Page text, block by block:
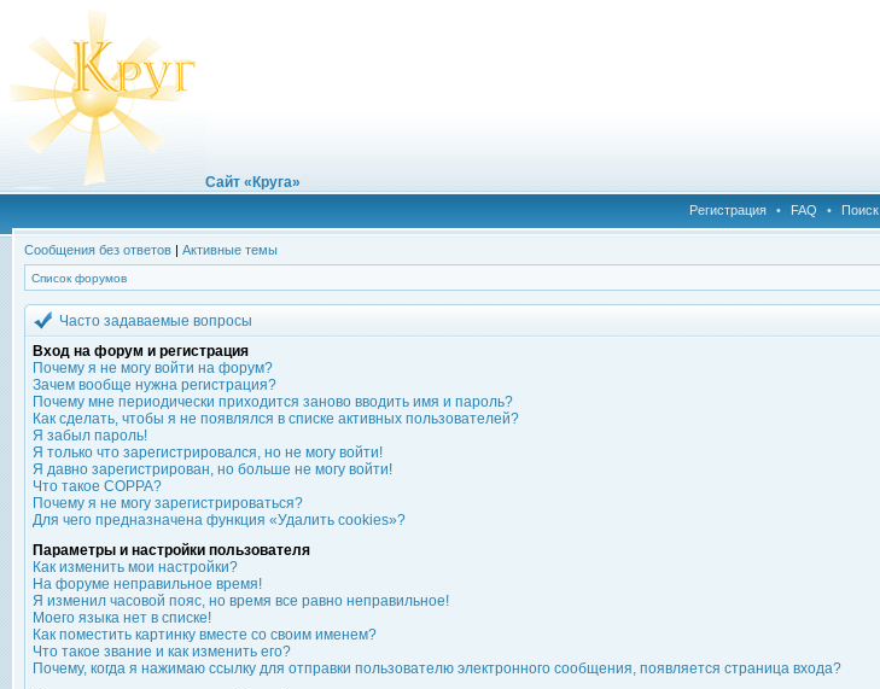
Сайт «Круга»
Регистрация • FAQ • Поиск
Сообщения без ответов | Активные темы
Список форумов
Часто задаваемые вопросы
Вход на форум и регистрация
Почему я не могу войти на форум?
Зачем вообще нужна регистрация?
Почему мне периодически приходится заново вводить имя и пароль?
Как сделать, чтобы я не появлялся в списке активных пользователей?
Я забыл пароль!
Я только что зарегистрировался, но не могу войти!
Я давно зарегистрирован, но больше не могу войти!
Что такое COPPA?
Почему я не могу зарегистрироваться?
Для чего предназначена функция «Удалить cookies»?
Параметры и настройки пользователя
Как изменить мои настройки?
На форуме неправильное время!
Я изменил часовой пояс, но время все равно неправильное!
Моего языка нет в списке!
Как поместить картинку вместе со своим именем?
Что такое звание и как изменить его?
Почему, когда я нажимаю ссылку для отправки пользователю электронного сообщения, появляется страница входа?